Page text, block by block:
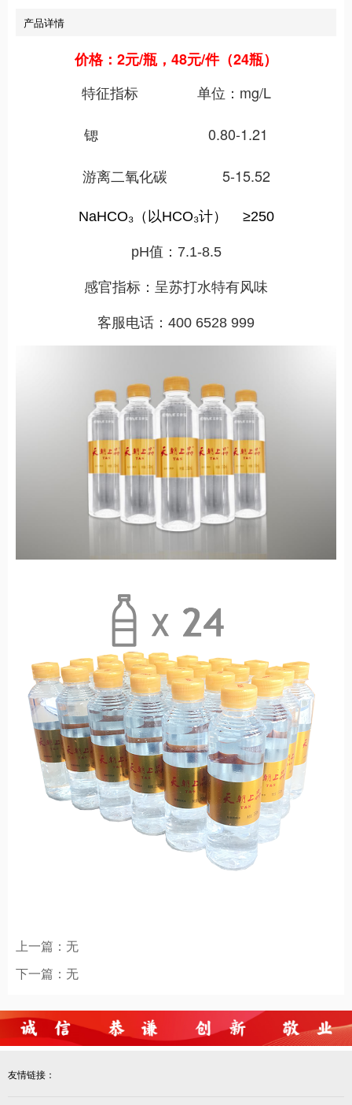
产品详情
价格：2元/瓶，48元/件（24瓶）
特征指标 单位：mg/L
锶 0.80-1.21
游离二氧化碳 5-15.52
NaHCO₃（以HCO₃计） ≥250
pH值：7.1-8.5
感官指标：呈苏打水特有风味
客服电话：400 6528 999
上一篇： 无
下一篇： 无
友情链接：